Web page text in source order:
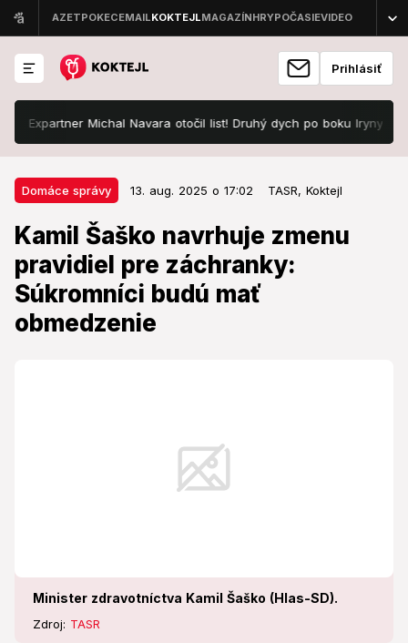
Prihlásiť
Michal Navara otočil list! Druhý dych po boku Iryny
Domáce správy 13. aug. 2025 o 17:02 TASR, Koktejl
Kamil Šaško navrhuje zmenu
pravidiel pre záchranky:
Súkromníci budú mať
obmedzenie
Minister zdravotníctva Kamil Šaško (Hlas-SD).
Zdroj: TASR
Domáce správy 13. aug. 2025 o 17:02
Kamil Šaško navrhuje zmenu
pravidiel pre záchranky:
Súkromníci budú mať obmedzenie
Minister zdôrazňuje potrebu transparentného